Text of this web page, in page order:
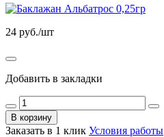
24 руб./шт
Добавить в закладки
В корзину
Заказать в 1 клик Условия работы